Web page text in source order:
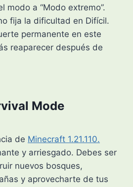
modo a “Modo extremo”.
fija la dificultad en Difícil.
permanente en este
reaparecer después de
Mode
de Minecraft 1.21.110.
y arriesgado. Debes ser
nuevos bosques,
y aprovecharte de tus